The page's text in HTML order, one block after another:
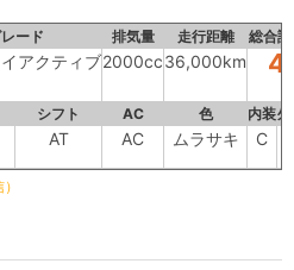
ード 排気量 走行距離 総合評
アクティブ2000cc36,000km 4
シフト AC 色 内装
AT AC ムラサキ C